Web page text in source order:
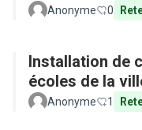
Anonyme 0
Installation de
écoles de la
Anonyme 1